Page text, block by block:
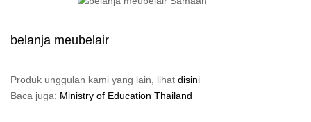
belanja meubelair
Produk unggulan kami yang lain, lihat disini
Baca juga: Ministry of Education Thailand